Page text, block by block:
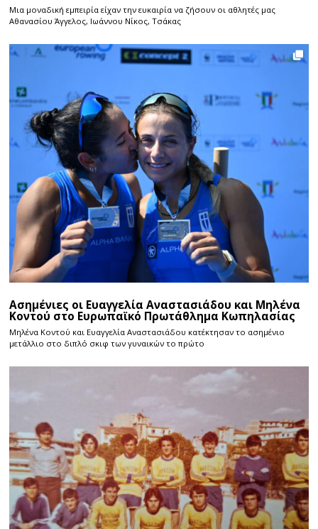
Μια μοναδική εμπειρία είχαν την ευκαιρία να ζήσουν οι αθλητές μας
Αθανασίου Άγγελος, Ιωάννου Νίκος, Τσάκας
Ασημένιες οι Ευαγγελία Αναστασιάδου και Μηλένα
Κοντού στο Ευρωπαϊκό Πρωτάθλημα Κωπηλασίας
Μηλένα Κοντού και Ευαγγελία Αναστασιάδου κατέκτησαν το ασημένιο
μετάλλιο στο διπλό σκιφ των γυναικών το πρώτο